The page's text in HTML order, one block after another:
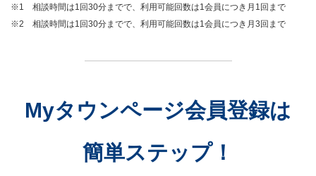
※1 相談時間は1回30分までで、利用可能回数は1会員につき月1回まで
※2 相談時間は1回30分までで、利用可能回数は1会員につき月3回まで
Myタウンページ会員登録は
簡単ステップ！